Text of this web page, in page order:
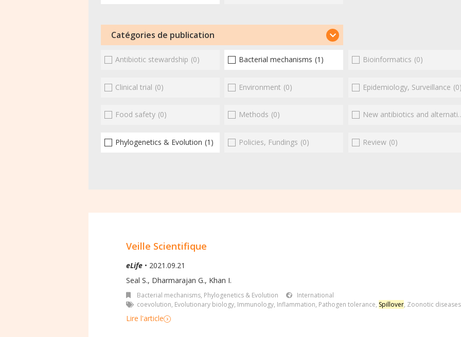
Catégories de publication
Antibiotic stewardship (0) Bacterial mechanisms (1) Bioinformatics (0)
Clinical trial (0) Environment (0) Epidemiology, Surveillance (0)
Food safety (0) Methods (0) New antibiotics and alternatives
Phylogenetics & Evolution (1) Policies, Fundings (0) Review (0)
Veille Scientifique
eLife • 2021.09.21
Seal S., Dharmarajan G., Khan I.
Bacterial mechanisms, Phylogenetics & Evolution
International
coevolution, Evolutionary biology, Immunology, Inflammation, Pathogen tolerance, Spillover, Zoonotic diseases
Lire l'article